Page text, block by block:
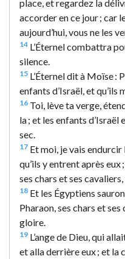
place, et regardez la
accorder en ce jour ; car
aujourd’hui, vous ne les
14 L’Éternel combattra
silence.
15 L’Éternel dit à Moïse :
enfants d’Israël, et qu’ils
16 Toi, lève ta verge,
la ; et les enfants
sec.
17 Et moi, je vais
qu’ils y entrent après eux
ses chars et ses
18 Et les Égyptiens
Pharaon, ses chars et
gloire.
19 L’ange de Dieu, qui
et alla derrière eux ; et la